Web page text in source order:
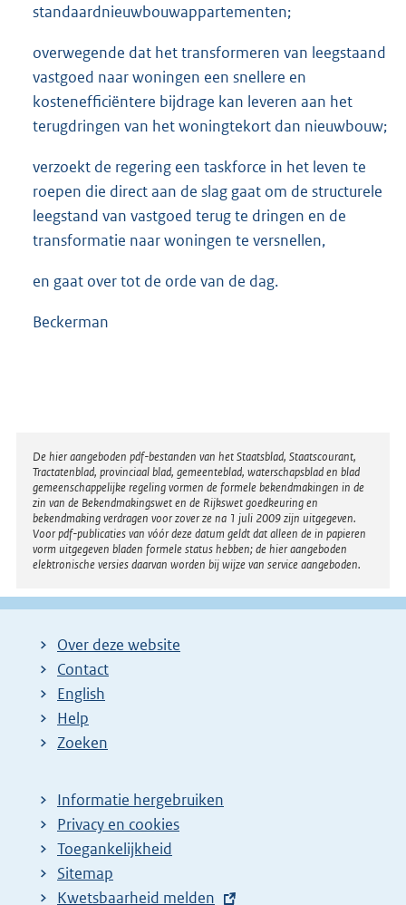
standaardnieuwbouwappartementen;
overwegende dat het transformeren van leegstaand
vastgoed naar woningen een snellere en
kostenefficiëntere bijdrage kan leveren aan het
terugdringen van het woningtekort dan nieuwbouw;
verzoekt de regering een taskforce in het leven te
roepen die direct aan de slag gaat om de structurele
leegstand van vastgoed terug te dringen en de
transformatie naar woningen te versnellen,
en gaat over tot de orde van de dag.
Beckerman
Disclaimer
De hier aangeboden pdf-bestanden van het Staatsblad, Staatscourant,
Tractatenblad, provinciaal blad, gemeenteblad, waterschapsblad en blad
gemeenschappelijke regeling vormen de formele bekendmakingen in de
zin van de Bekendmakingswet en de Rijkswet goedkeuring en
bekendmaking verdragen voor zover ze na 1 juli 2009 zijn uitgegeven.
Voor pdf-publicaties van vóór deze datum geldt dat alleen de in papieren
vorm uitgegeven bladen formele status hebben; de hier aangeboden
elektronische versies daarvan worden bij wijze van service aangeboden.
Over deze website
Contact
English
Help
Zoeken
Informatie hergebruiken
Privacy en cookies
Toegankelijkheid
Sitemap
E
Kwetsbaarheid melden